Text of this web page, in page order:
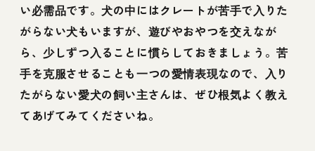
い必需品です。犬の中にはクレートが苦手で入りた
がらない犬もいますが、遊びやおやつを交えなが
ら、少しずつ入ることに慣らしておきましょう。苦
手を克服させることも一つの愛情表現なので、入り
たがらない愛犬の飼い主さんは、ぜひ根気よく教え
てあげてみてくださいね。